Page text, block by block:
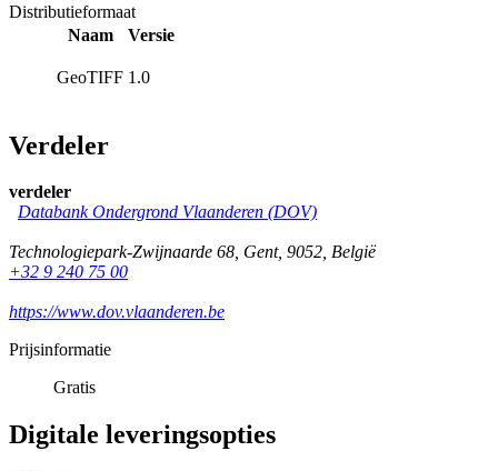
Distributieformaat
Naam
Versie
GeoTIFF 1.0
Verdeler
verdeler
Databank Ondergrond Vlaanderen (DOV)
Technologiepark-Zwijnaarde 68, Gent, 9052, België
+32 9 240 75 00
https://www.dov.vlaanderen.be
Prijsinformatie
Gratis
Digitale leveringsopties